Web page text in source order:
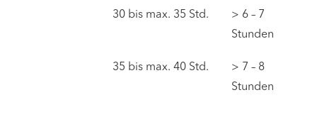
30 bis max. 35 Std.
> 6 – 7
Stunden
35 bis max. 40 Std.
> 7 – 8
Stunden